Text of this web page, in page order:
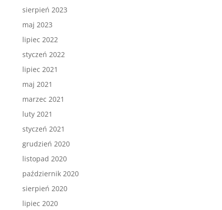
sierpień 2023
maj 2023
lipiec 2022
styczeń 2022
lipiec 2021
maj 2021
marzec 2021
luty 2021
styczeń 2021
grudzień 2020
listopad 2020
październik 2020
sierpień 2020
lipiec 2020